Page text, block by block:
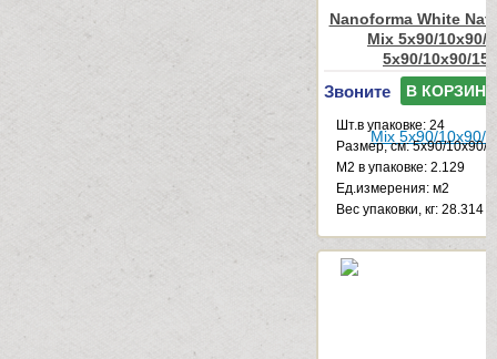
Nanoforma White
Mix 5x90/10x90/
5x90/10x90/
Звоните В КОРЗИНУ
Шт.в упаковке: 24
Размер, см: 5x90/10x90/
М2 в упаковке: 2.129
Ед.измерения: м2
Веc упаковки, кг: 28.314